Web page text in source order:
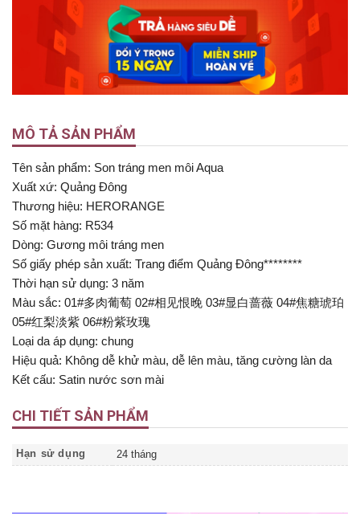
MÔ TẢ SẢN PHẨM
Tên sản phẩm: Son tráng men môi Aqua
Xuất xứ: Quảng Đông
Thương hiệu: HERORANGE
Số mặt hàng: R534
Dòng: Gương môi tráng men
Số giấy phép sản xuất: Trang điểm Quảng Đông********
Thời hạn sử dụng: 3 năm
Màu sắc: 01#多肉葡萄 02#相见恨晚 03#显白蔷薇 04#焦糖琥珀
05#红梨淡紫 06#粉紫玫瑰
Loại da áp dụng: chung
Hiệu quả: Không dễ khử màu, dễ lên màu, tăng cường làn da
Kết cấu: Satin nước sơn mài
CHI TIẾT SẢN PHẨM
Hạn sử dụng 24 tháng